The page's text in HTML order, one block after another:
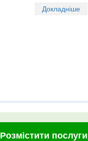
Докладніше
Розмістити послуги